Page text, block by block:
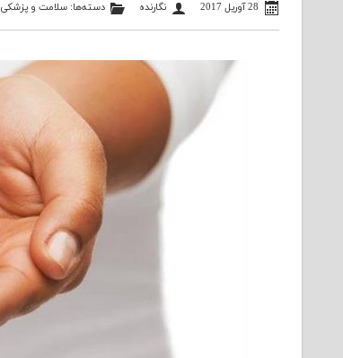
28 آوریل 2017 نگارنده دسته‌ها:سلامت و پزشکی